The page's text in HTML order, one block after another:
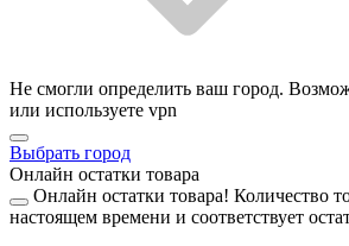
Не смогли определить ваш город.
или используете vpn
Выбрать город
Онлайн остатки товара
Онлайн остатки товара! Количество
настоящем времени и соответствует